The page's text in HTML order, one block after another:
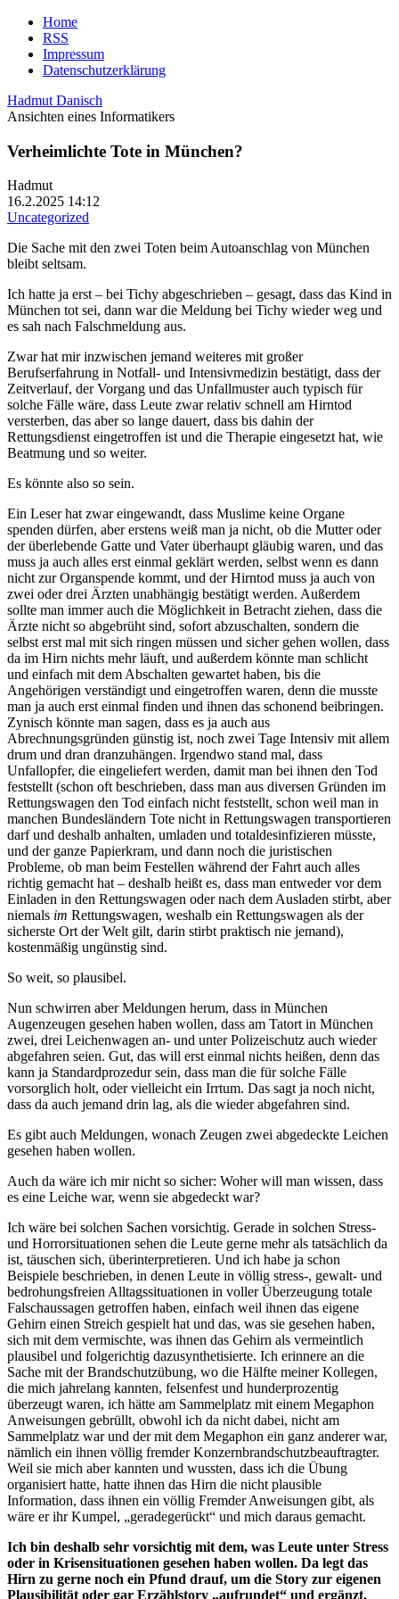
Home
RSS
Impressum
Datenschutzerklärung
Hadmut Danisch
Ansichten eines Informatikers
Verheimlichte Tote in München?
Hadmut
16.2.2025 14:12
Uncategorized
Die Sache mit den zwei Toten beim Autoanschlag von München
bleibt seltsam.
Ich hatte ja erst – bei Tichy abgeschrieben – gesagt, dass das Kind in
München tot sei, dann war die Meldung bei Tichy wieder weg und
es sah nach Falschmeldung aus.
Zwar hat mir inzwischen jemand weiteres mit großer
Berufserfahrung in Notfall- und Intensivmedizin bestätigt, dass der
Zeitverlauf, der Vorgang und das Unfallmuster auch typisch für
solche Fälle wäre, dass Leute zwar relativ schnell am Hirntod
versterben, das aber so lange dauert, dass bis dahin der
Rettungsdienst eingetroffen ist und die Therapie eingesetzt hat, wie
Beatmung und so weiter.
Es könnte also so sein.
Ein Leser hat zwar eingewandt, dass Muslime keine Organe
spenden dürfen, aber erstens weiß man ja nicht, ob die Mutter oder
der überlebende Gatte und Vater überhaupt gläubig waren, und das
muss ja auch alles erst einmal geklärt werden, selbst wenn es dann
nicht zur Organspende kommt, und der Hirntod muss ja auch von
zwei oder drei Ärzten unabhängig bestätigt werden. Außerdem
sollte man immer auch die Möglichkeit in Betracht ziehen, dass die
Ärzte nicht so abgebrüht sind, sofort abzuschalten, sondern die
selbst erst mal mit sich ringen müssen und sicher gehen wollen, dass
da im Hirn nichts mehr läuft, und außerdem könnte man schlicht
und einfach mit dem Abschalten gewartet haben, bis die
Angehörigen verständigt und eingetroffen waren, denn die musste
man ja auch erst einmal finden und ihnen das schonend beibringen.
Zynisch könnte man sagen, dass es ja auch aus
Abrechnungsgründen günstig ist, noch zwei Tage Intensiv mit allem
drum und dran dranzuhängen. Irgendwo stand mal, dass
Unfallopfer, die eingeliefert werden, damit man bei ihnen den Tod
feststellt (schon oft beschrieben, dass man aus diversen Gründen im
Rettungswagen den Tod einfach nicht feststellt, schon weil man in
manchen Bundesländern Tote nicht in Rettungswagen transportieren
darf und deshalb anhalten, umladen und totaldesinfizieren müsste,
und der ganze Papierkram, und dann noch die juristischen
Probleme, ob man beim Festellen während der Fahrt auch alles
richtig gemacht hat – deshalb heißt es, dass man entweder vor dem
Einladen in den Rettungswagen oder nach dem Ausladen stirbt, aber
niemals im Rettungswagen, weshalb ein Rettungswagen als der
sicherste Ort der Welt gilt, darin stirbt praktisch nie jemand),
kostenmäßig ungünstig sind.
So weit, so plausibel.
Nun schwirren aber Meldungen herum, dass in München
Augenzeugen gesehen haben wollen, dass am Tatort in München
zwei, drei Leichenwagen an- und unter Polizeischutz auch wieder
abgefahren seien. Gut, das will erst einmal nichts heißen, denn das
kann ja Standardprozedur sein, dass man die für solche Fälle
vorsorglich holt, oder vielleicht ein Irrtum. Das sagt ja noch nicht,
dass da auch jemand drin lag, als die wieder abgefahren sind.
Es gibt auch Meldungen, wonach Zeugen zwei abgedeckte Leichen
gesehen haben wollen.
Auch da wäre ich mir nicht so sicher: Woher will man wissen, dass
es eine Leiche war, wenn sie abgedeckt war?
Ich wäre bei solchen Sachen vorsichtig. Gerade in solchen Stress-
und Horrorsituationen sehen die Leute gerne mehr als tatsächlich da
ist, täuschen sich, überinterpretieren. Und ich habe ja schon
Beispiele beschrieben, in denen Leute in völlig stress-, gewalt- und
bedrohungsfreien Alltagssituationen in voller Überzeugung totale
Falschaussagen getroffen haben, einfach weil ihnen das eigene
Gehirn einen Streich gespielt hat und das, was sie gesehen haben,
sich mit dem vermischte, was ihnen das Gehirn als vermeintlich
plausibel und folgerichtig dazusynthetisierte. Ich erinnere an die
Sache mit der Brandschutzübung, wo die Hälfte meiner Kollegen,
die mich jahrelang kannten, felsenfest und hunderprozentig
überzeugt waren, ich hätte am Sammelplatz mit einem Megaphon
Anweisungen gebrüllt, obwohl ich da nicht dabei, nicht am
Sammelplatz war und der mit dem Megaphon ein ganz anderer war,
nämlich ein ihnen völlig fremder Konzernbrandschutzbeauftragter.
Weil sie mich aber kannten und wussten, dass ich die Übung
organisiert hatte, hatte ihnen das Hirn die nicht plausible
Information, dass ihnen ein völlig Fremder Anweisungen gibt, als
wäre er ihr Kumpel, „geradegerückt“ und mich daraus gemacht.
Ich bin deshalb sehr vorsichtig mit dem, was Leute unter Stress
oder in Krisensituationen gesehen haben wollen. Da legt das
Hirn zu gerne noch ein Pfund drauf, um die Story zur eigenen
Plausibilität oder gar Erzählstory „aufrundet“ und ergänzt.